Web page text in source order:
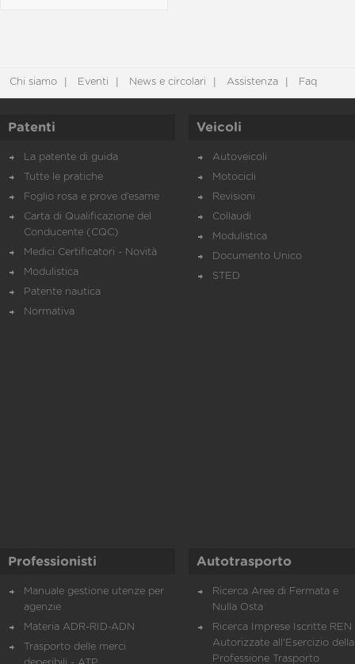
Chi siamo Eventi News e circolari Assistenza Faq
Patenti
La patente di guida
Tutte le pratiche
Foglio rosa e prove d’esame
Carta di Qualificazione del
Conducente (CQC)
Medici Certificatori - Novità
Modulistica
Patente nautica
Normativa
Veicoli
Autoveicoli
Motocicli
Revisioni
Collaudi
Modulistica
Documento Unico
STED
Professionisti
Manuale gestione utenze per
agenzie
Materia ADR-RID-ADN
Trasporto delle merci
Autotrasporto
Ricerca Aree di Fermata e
Nulla Osta
Ricerca Imprese Iscritte REN
Autorizzate all'Esercizio della
Professione Trasporto